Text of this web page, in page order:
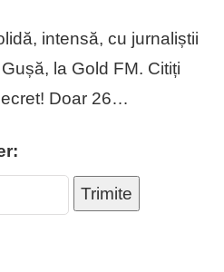
intensă, cu jurnaliștii
la Gold FM. Citiți
Doar 26…
Trimite